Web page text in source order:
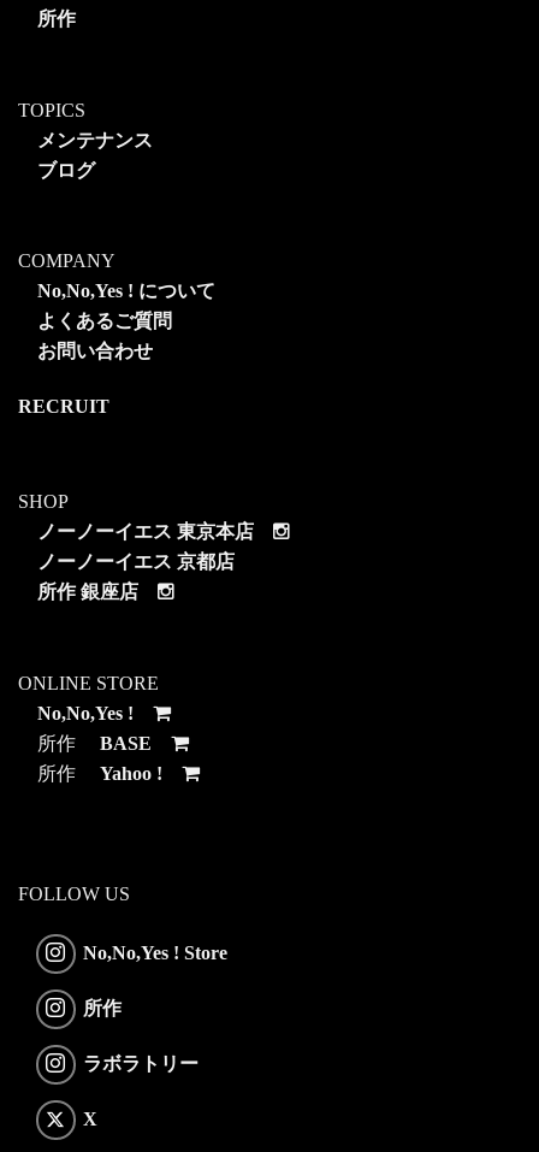
所作
TOPICS
メンテナンス
ブログ
COMPANY
No,No,Yes ! について
よくあるご質問
お問い合わせ
RECRUIT
SHOP
ノーノーイエス 東京本店
ノーノーイエス 京都店
所作 銀座店
ONLINE STORE
No,No,Yes !
所作 BASE
所作 Yahoo !
FOLLOW US
No,No,Yes ! Store
所作
ラボラトリー
X